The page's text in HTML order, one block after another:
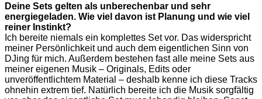
Deine Sets gelten als unberechenbar und sehr
energiegeladen. Wie viel davon ist Planung und wie viel
reiner Instinkt?
Ich bereite niemals ein komplettes Set vor. Das widerspricht
meiner Persönlichkeit und auch dem eigentlichen Sinn von
DJing für mich. Außerdem bestehen fast alle meine Sets aus
meiner eigenen Musik – Originals, Edits oder
unveröffentlichtem Material – deshalb kenne ich diese Tracks
ohnehin extrem tief. Natürlich bereite ich die Musik sorgfältig